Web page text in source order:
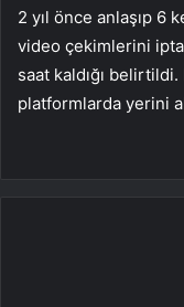
2 yıl önce anlaşıp 6
video çekimlerini
saat kaldığı
platformlarda yerini